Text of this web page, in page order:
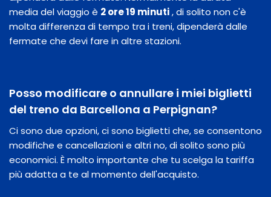
media del viaggio è 2 ore 19 minuti, di solito non c'è
molta differenza di tempo tra i treni, dipenderà dalle
fermate che devi fare in altre stazioni.
Posso modificare o annullare i miei biglietti
del treno da Barcellona a Perpignan?
Ci sono due opzioni, ci sono biglietti che, se consentono
modifiche e cancellazioni e altri no, di solito sono più
economici. È molto importante che tu scelga la tariffa
più adatta a te al momento dell'acquisto.